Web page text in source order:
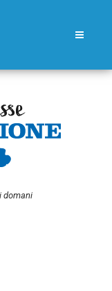
domani